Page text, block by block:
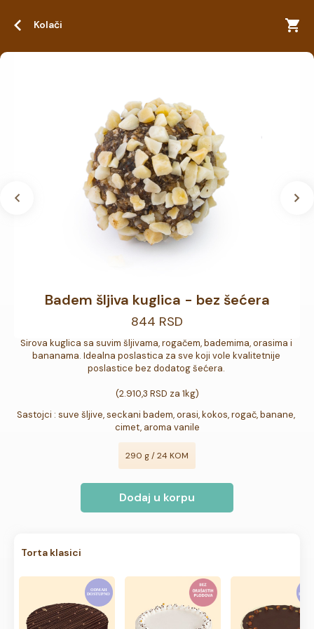
Kolači
Badem šljiva kuglica - bez šećera
844 RSD
Sirova kuglica sa suvim šljivama, rogačem, bademima, orasima i
bananama. Idealna poslastica za sve koji vole kvalitetnije
poslastice bez dodatog šećera.
(2.910,3 RSD za 1kg)
Sastojci : suve šljive, seckani badem, orasi, kokos, rogač, banane,
cimet, aroma vanile
290 g / 24 KOM
Dodaj u korpu
Torta klasici